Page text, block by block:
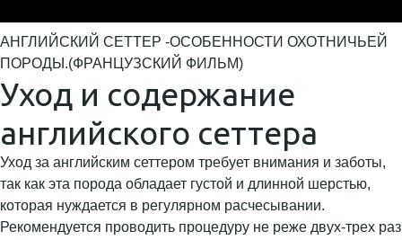
АНГЛИЙСКИЙ СЕТТЕР -ОСОБЕННОСТИ ОХОТНИЧЬЕЙ
ПОРОДЫ.(ФРАНЦУЗСКИЙ ФИЛЬМ)
Уход и содержание
английского сеттера
Уход за английским сеттером требует внимания и заботы,
так как эта порода обладает густой и длинной шерстью,
которая нуждается в регулярном расчесывании.
Рекомендуется проводить процедуру не реже двух-трех раз